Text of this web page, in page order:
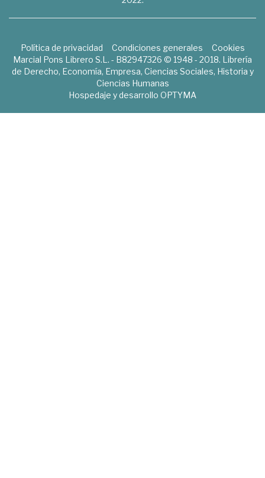
Política de privacidad Condiciones generales
Cookies
Marcial Pons Librero S.L. - B82947326 © 1948 - 2018. Librería
de Derecho, Economía, Empresa, Ciencias Sociales, Historia y
Ciencias Humanas
Hospedaje y desarrollo OPTYMA